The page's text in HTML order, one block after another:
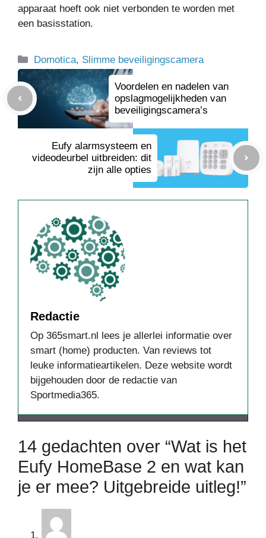
apparaat hoeft ook niet verbonden te worden met
een basisstation.
Categorieën
Domotica, Slimme beveiligingscamera
Voordelen en nadelen van
opslagmogelijkheden van
beveiligingscamera’s
Eufy alarmsysteem en
videodeurbel uitbreiden: dit
zijn alle opties
Redactie
Op 365smart.nl lees je allerlei informatie over
smart (home) producten. Van reviews tot
leuke informatieartikelen. Deze website wordt
bijgehouden door de redactie van
Sportmedia365.
14 gedachten over “Wat is het
Eufy HomeBase 2 en wat kan
je er mee? Uitgebreide uitleg!”